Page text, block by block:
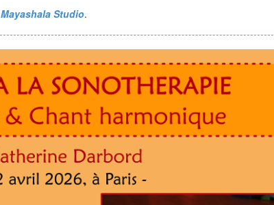
Mayashala Studio.